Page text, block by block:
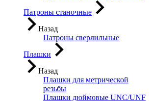
Патроны станочные
Назад
Патроны сверлильные
Плашки
Назад
Плашки для метрической
резьбы
Плашки дюймовые UNC/UNF